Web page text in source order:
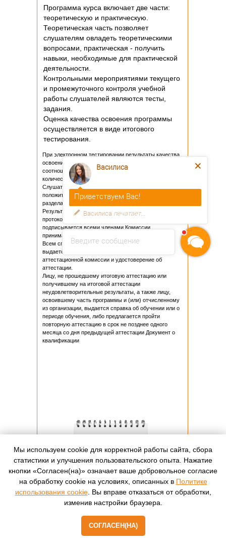
Программа курса включает две части:
теоретическую и практическую.
Теоретическая часть позволяет
слушателям овладеть теоретическими
вопросами, практическая - получить
навыки, необходимые для практической
деятельности.
Контрольными мероприятиями текущего
и промежуточного контроля учебной
работы слушателей являются тесты,
задания.
Оценка качества освоения программы
осуществляется в виде итогового
тестирования.
При электронном тестировании результаты качества
освоения программы определяются в процентном
соотношении количества правильных ответов к
количеству заданных вопросов.
Слушатель считается аттестованным, если имеет
положительных ответовне менее 60 %
разделам программы, выносимых на тестирование.
Результаты итоговой аттестации оформляются
протоколом установленной формы. Протокол
подписывается всеми членами Комиссии,
принимавшими участие в ее работе.
Всем специалистам, прошедшим аттестацию
выдается копия протокола заседания
аттестационной комиссии и удостоверение об
аттестации.
Лицу, не прошедшему итоговую аттестацию или
получившему на итоговой аттестации
неудовлетворительные результаты, а также лицу,
освоившему часть программы и (или) отчисленному
из организации, выдается справка об обучении или о
периоде обучения, либо предлагается пройти
повторную аттестацию в срок не позднее одного
месяца со дня предыдущей аттестации Документ о
квалификации
Мы используем cookie для корректной работы сайта, сбора
статистики и улучшения пользовательского опыта. Нажатие
кнопки «Согласен(на)» означает ваше добровольное согласие
на обработку cookie на условиях, описанных в Политике
использования cookie. Вы вправе отказаться от обработки,
изменив настройки браузера.
СОГЛАСЕН(НА)
Введите сообщение
Василиса
Приветствуем Вас!
Василиса печатает...